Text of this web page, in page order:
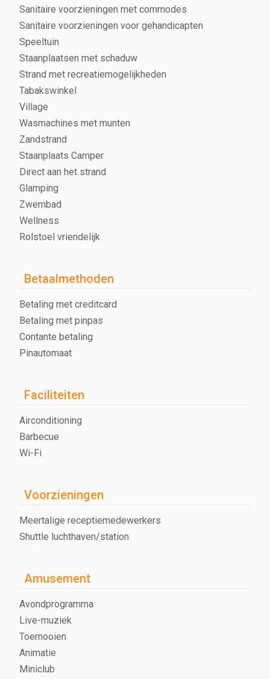
Sanitaire voorzieningen met commodes
Sanitaire voorzieningen voor gehandicapten
Speeltuin
Staanplaatsen met schaduw
Strand met recreatiemogelijkheden
Tabakswinkel
Village
Wasmachines met munten
Zandstrand
Staanplaats Camper
Direct aan het strand
Glamping
Zwembad
Wellness
Rolstoel vriendelijk
Betaalmethoden
Betaling met creditcard
Betaling met pinpas
Contante betaling
Pinautomaat
Faciliteiten
Airconditioning
Barbecue
Wi-Fi
Voorzieningen
Meertalige receptiemedewerkers
Shuttle luchthaven/station
Amusement
Avondprogramma
Live-muziek
Toernooien
Animatie
Miniclub